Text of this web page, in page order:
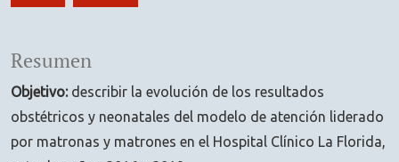
Resumen
Objetivo:describir la evolución de los resultados
obstétricos y neonatales del modelo de atención liderado
por matronas y matrones en el Hospital Clínico La Florida,